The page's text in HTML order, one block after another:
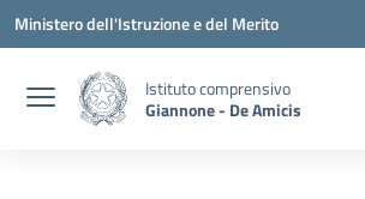
Vai ai contenuti
Vai al menu di navigazione
Vai al footer
Ministero dell'Istruzione e del Merito
Istituto comprensivo
Giannone - De Amicis